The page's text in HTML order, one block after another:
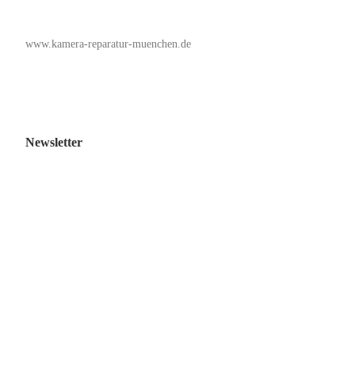
www.kamera-reparatur-muenchen.de
Newsletter